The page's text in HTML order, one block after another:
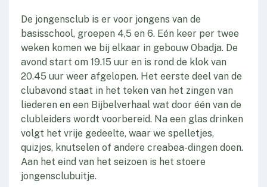
De jongensclub is er voor jongens van de
basisschool, groepen 4,5 en 6. Eén keer per twee
weken komen we bij elkaar in gebouw Obadja. De
avond start om 19.15 uur en is rond de klok van
20.45 uur weer afgelopen. Het eerste deel van de
clubavond staat in het teken van het zingen van
liederen en een Bijbelverhaal wat door één van de
clubleiders wordt voorbereid. Na een glas drinken
volgt het vrije gedeelte, waar we spelletjes,
quizjes, knutselen of andere creabea-dingen doen.
Aan het eind van het seizoen is het stoere
jongensclubuitje.